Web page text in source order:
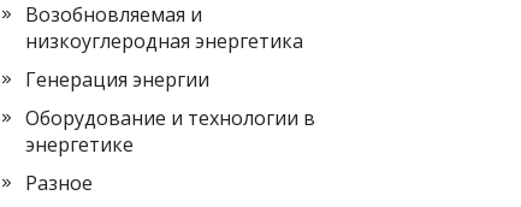
Возобновляемая и
низкоуглеродная энергетика
Генерация энергии
Оборудование и технологии в
энергетике
Разное